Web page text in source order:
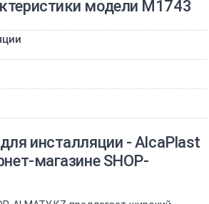
модели M1743
инсталляции - AlcaPlast
магазине SHOP-